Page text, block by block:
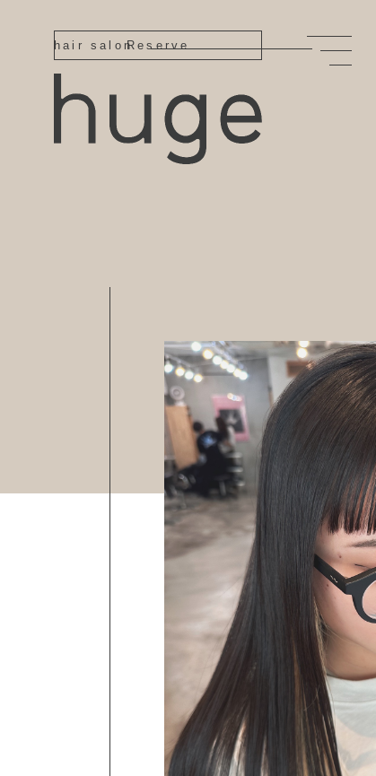
Reserve
hair salon